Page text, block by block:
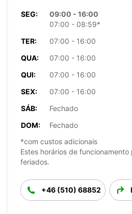
SEG:
09:00 - 16:00
07:00 - 08:59*
TER:
07:00 - 16:00
QUA:
07:00 - 16:00
QUI:
07:00 - 16:00
SEX:
07:00 - 16:00
SÁB:
Fechado
DOM:
Fechado
*com custos adicionais
Estes horários de
feriados.
+46 (510) 68852